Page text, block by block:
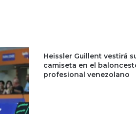
Heissler Guillent vestirá
camiseta en el
profesional venezolano